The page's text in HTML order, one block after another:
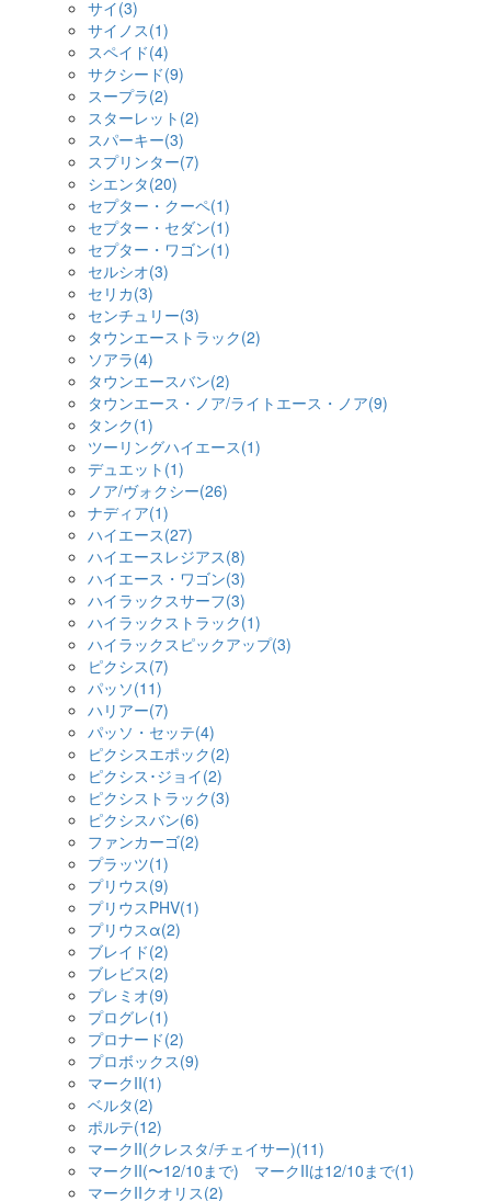
サイ(3)
サイノス(1)
スペイド(4)
サクシード(9)
スープラ(2)
スターレット(2)
スパーキー(3)
スプリンター(7)
シエンタ(20)
セプター・クーペ(1)
セプター・セダン(1)
セプター・ワゴン(1)
セルシオ(3)
セリカ(3)
センチュリー(3)
タウンエーストラック(2)
ソアラ(4)
タウンエースバン(2)
タウンエース・ノア/ライトエース・ノア(9)
タンク(1)
ツーリングハイエース(1)
デュエット(1)
ノア/ヴォクシー(26)
ナディア(1)
ハイエース(27)
ハイエースレジアス(8)
ハイエース・ワゴン(3)
ハイラックスサーフ(3)
ハイラックストラック(1)
ハイラックスピックアップ(3)
ピクシス(7)
パッソ(11)
ハリアー(7)
パッソ・セッテ(4)
ピクシスエポック(2)
ピクシス･ジョイ(2)
ピクシストラック(3)
ピクシスバン(6)
ファンカーゴ(2)
プラッツ(1)
プリウス(9)
プリウスPHV(1)
プリウスα(2)
ブレイド(2)
ブレビス(2)
プレミオ(9)
プログレ(1)
プロナード(2)
プロボックス(9)
マークII(1)
ベルタ(2)
ポルテ(12)
マークII(クレスタ/チェイサー)(11)
マークII(〜12/10まで) マークIIは12/10まで(1)
マークIIクオリス(2)